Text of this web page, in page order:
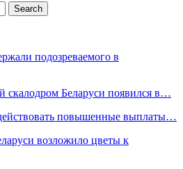
подозреваемого в
Беларуси появился в…
повышенные выплаты…
возложило цветы к